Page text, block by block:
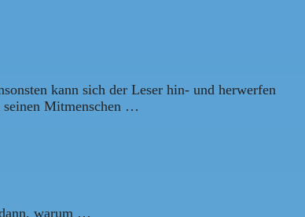
kann sich der Leser hin- und herwerfen
Mitmenschen …
warum …